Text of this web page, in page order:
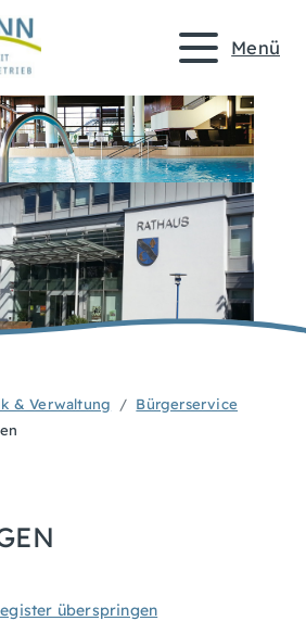
Menü
& Verwaltung
Bürgerservice
überspringen